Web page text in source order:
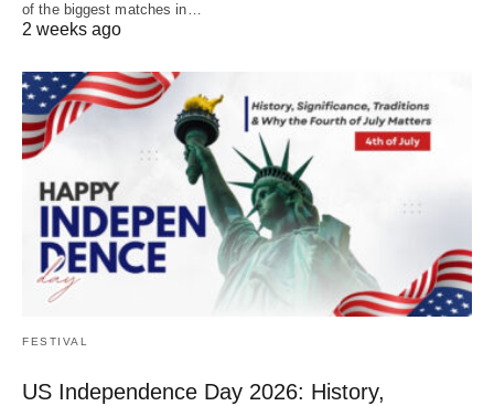
of the biggest matches in…
2 weeks ago
FESTIVAL
US Independence Day 2026: History,